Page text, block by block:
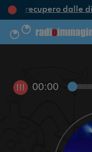
e recupero dalle
!!! 00:00